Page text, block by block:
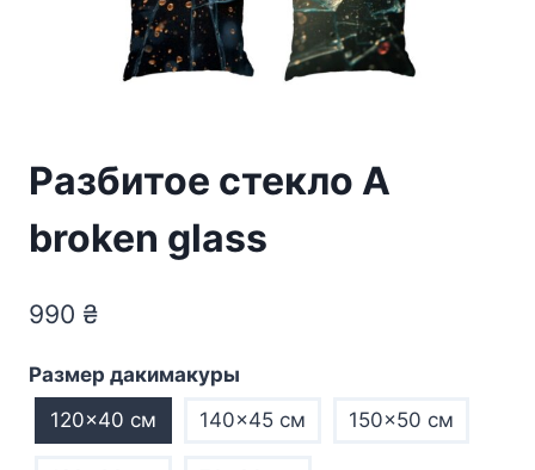
Разбитое стекло A
broken glass
990 ₴
Размер дакимакуры
120×40 см
140×45 см 150×50 см